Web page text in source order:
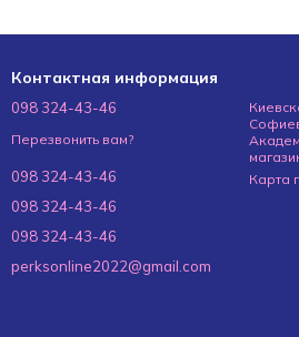
Контактная информация
098 324-43-46
Перезвонить вам?
098 324-43-46
098 324-43-46
098 324-43-46
perksonline2022@gmail.com
Карта